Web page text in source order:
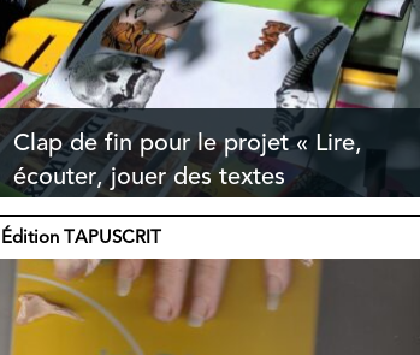
Clap de fin pour le projet « Lire,
écouter, jouer des textes
contemporains »
Édition TAPUSCRIT